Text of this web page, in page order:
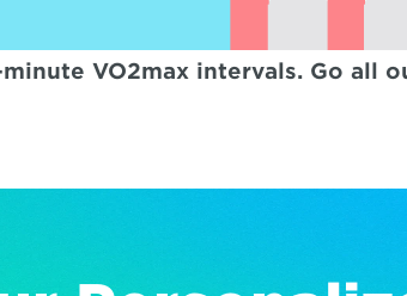
VO2max intervals. Go all